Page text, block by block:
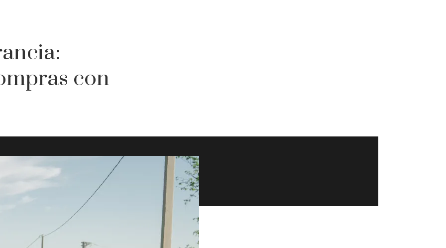
con